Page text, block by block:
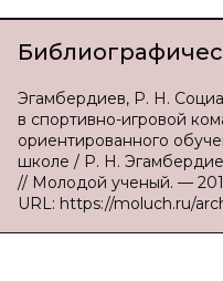
Эгамбердиев, Р. Н.
в спортивно-игровой
ориентированного
школе / Р. Н.
// Молодой ученый. —
URL: https://moluch.ru/